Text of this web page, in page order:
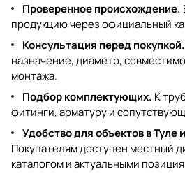
Проверенное происхождение.
продукцию через официальный
Консультация перед покупкой.
назначение, диаметр,
монтажа.
Подбор комплектующих. К
фитинги, арматуру и
Удобство для объектов в Туле
Покупателям доступен местный
каталогом и актуальными